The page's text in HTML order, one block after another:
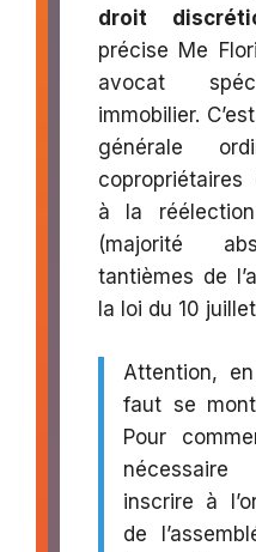
droit
précise Me
avocat
immobilier.
générale
copropriétaires
à la
(majorité
tantièmes de
la loi du 10
Attention,
faut se
Pour
inscrire à
de